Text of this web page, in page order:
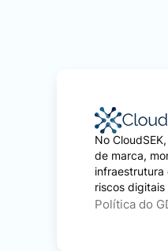
No
de marca,
infraestrutura
riscos digitais
Política do